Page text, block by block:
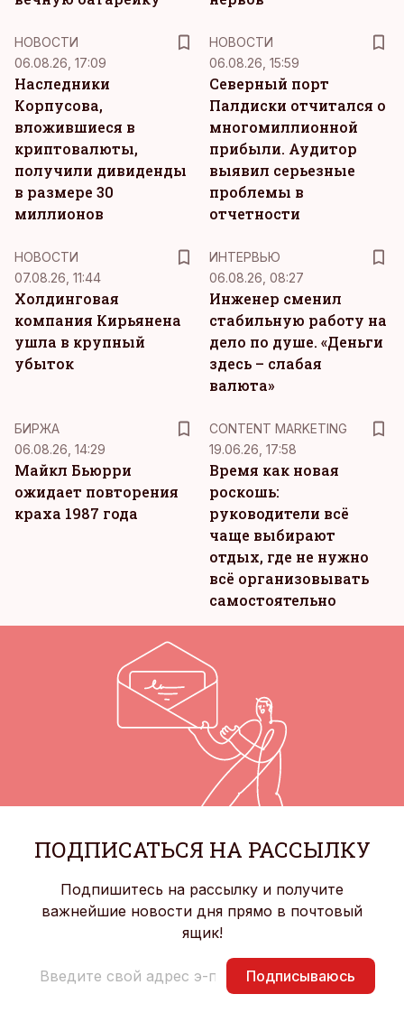
НОВОСТИ
06.08.26, 17:09
Наследники
Корпусова,
вложившиеся в
криптовалюты,
получили дивиденды
в размере 30
миллионов
НОВОСТИ
06.08.26, 15:59
Северный порт
Палдиски отчитался о
многомиллионной
прибыли. Аудитор
выявил серьезные
проблемы в
отчетности
НОВОСТИ
07.08.26, 11:44
Холдинговая
компания Кирьянена
ушла в крупный
убыток
ИНТЕРВЬЮ
06.08.26, 08:27
Инженер сменил
стабильную работу на
дело по душе. «Деньги
здесь – слабая
валюта»
БИРЖА
06.08.26, 14:29
Майкл Бьюрри
ожидает повторения
краха 1987 года
CONTENT MARKETING
19.06.26, 17:58
Время как новая
роскошь:
руководители всё
чаще выбирают
отдых, где не нужно
всё организовывать
самостоятельно
ПОДПИСАТЬСЯ НА РАССЫЛКУ
Подпишитесь на рассылку и получите
важнейшие новости дня прямо в почтовый
ящик!
Подписываюсь